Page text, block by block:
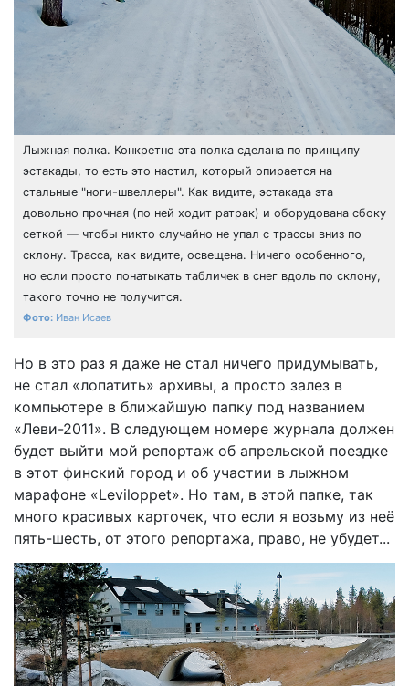
Лыжная полка. Конкретно эта полка сделана по принципу
эстакады, то есть это настил, который опирается на
стальные "ноги-швеллеры". Как видите, эстакада эта
довольно прочная (по ней ходит ратрак) и оборудована сбоку
сеткой — чтобы никто случайно не упал с трассы вниз по
склону. Трасса, как видите, освещена. Ничего особенного,
но если просто понатыкать табличек в снег вдоль по склону,
такого точно не получится.
Иван Исаев
Но в это раз я даже не стал ничего придумывать,
не стал «лопатить» архивы, а просто залез в
компьютере в ближайшую папку под названием
«Леви-2011». В следующем номере журнала должен
будет выйти мой репортаж об апрельской поездке
в этот финский город и об участии в лыжном
марафоне «Leviloppet». Но там, в этой папке, так
много красивых карточек, что если я возьму из неё
пять-шесть, от этого репортажа, право, не убудет...